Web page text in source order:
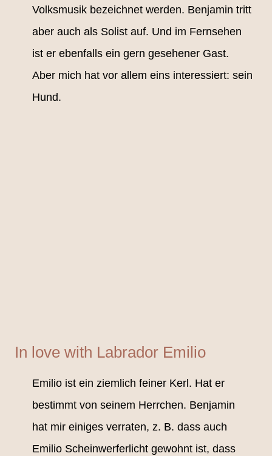
Volksmusik bezeichnet werden. Benjamin tritt
aber auch als Solist auf. Und im Fernsehen
ist er ebenfalls ein gern gesehener Gast.
Aber mich hat vor allem eins interessiert: sein
Hund.
In love with Labrador Emilio
Emilio ist ein ziemlich feiner Kerl. Hat er
bestimmt von seinem Herrchen. Benjamin
hat mir einiges verraten, z. B. dass auch
Emilio Scheinwerferlicht gewohnt ist, dass